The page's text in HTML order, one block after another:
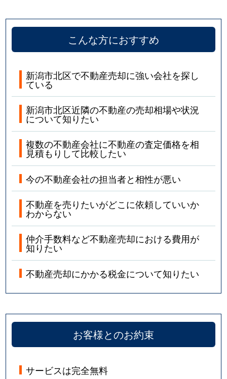
こんな方におすすめ
新潟市北区で不動産売却に強い会社を探し
ている
新潟市北区近隣の不動産の売却相場や状況
について知りたい
複数の不動産会社に不動産の査定価格を相
見積もりして比較したい
今の不動産会社の担当者と相性が悪い
不動産を売りたいがどこに依頼していいか
わからない
仲介手数料など不動産売却における費用が
知りたい
不動産売却にかかる税金について知りたい
お客様とのお約束
サービスは完全無料